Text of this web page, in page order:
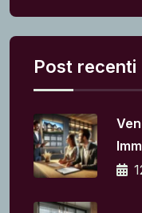
Post recenti